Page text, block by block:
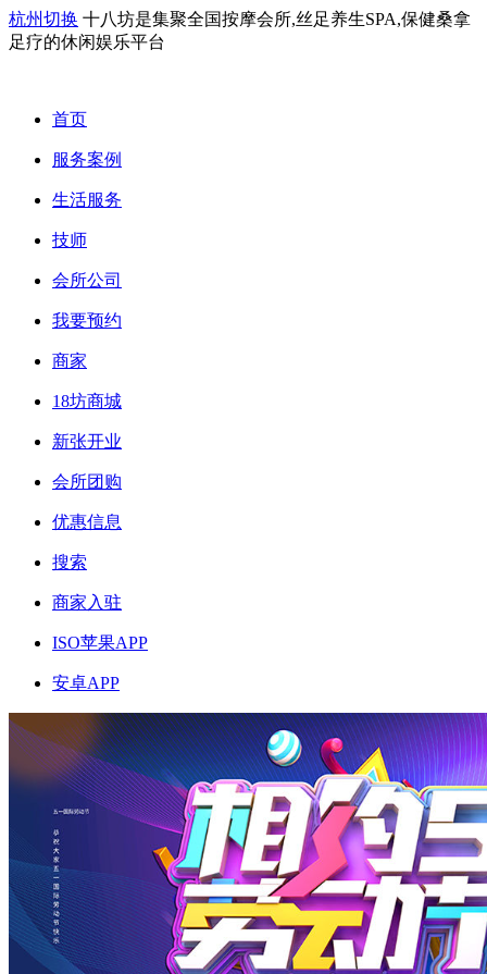
杭州切换 十八坊是集聚全国按摩会所,丝足养生SPA,保健桑拿
足疗的休闲娱乐平台
首页
服务案例
生活服务
技师
会所公司
我要预约
商家
18坊商城
新张开业
会所团购
优惠信息
搜索
商家入驻
ISO苹果APP
安卓APP